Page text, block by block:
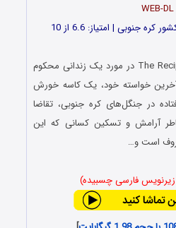
WEB-DL
فیلم دستور آشپزی The Recipe 2010 در مورد یک زندانی محکوم
خواسته خود، یک کاسه خورش
در جنگل‌های کره جنوبی، تقاضا
آرامش و تسکین کسانی که این
است و…
فارسی چسبیده)